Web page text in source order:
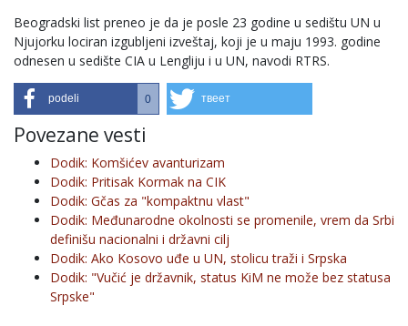
Beogradski list preneo je da je posle 23 godine u sedištu UN u
Njujorku lociran izgubljeni izveštaj, koji je u maju 1993. godine
odnesen u sedište CIA u Lengliju i u UN, navodi RTRS.
podeli 0 твеет
Povezane vesti
Dodik: Komšićev avanturizam
Dodik: Pritisak Kormak na CIK
Dodik: Gčas za "kompaktnu vlast"
Dodik: Međunarodne okolnosti se promenile, vrem da Srbi
definišu nacionalni i državni cilj
Dodik: Ako Kosovo uđe u UN, stolicu traži i Srpska
Dodik: "Vučić je državnik, status KiM ne može bez statusa
Srpske"